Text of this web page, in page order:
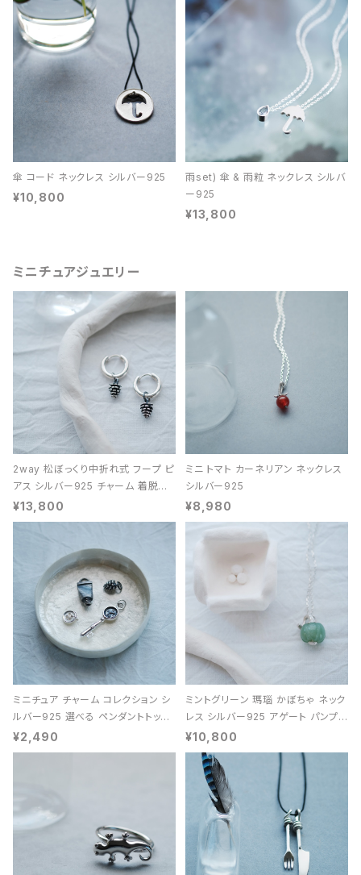
傘 コード ネックレス シルバー925
¥10,800
雨set) 傘 & 雨粒 ネックレス シルバ
ー925
¥13,800
ミニチュアジュエリー
2way 松ぼっくり中折れ式 フープ ピ
アス シルバー925 チャーム 着脱可
能 レディース ユニセックス
¥13,800
ミニ トマト カーネリアン ネックレス
シルバー925
¥8,980
ミニチュア チャーム コレクション シ
ルバー925 選べる ペンダントトップ
レディース ユニセックス
¥2,490
ミントグリーン 瑪瑙 かぼちゃ ネック
レス シルバー925 アゲート パンプキ
ン 天然石 レディース
¥10,800